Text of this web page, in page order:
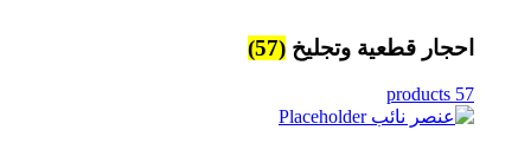
احجار قطعية وتجليخ (57)
57 products